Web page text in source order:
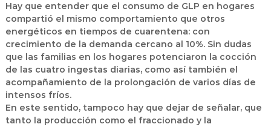
Hay que entender que el consumo de GLP en hogares
compartió el mismo comportamiento que otros
energéticos en tiempos de cuarentena: con
crecimiento de la demanda cercano al 10%. Sin dudas
que las familias en los hogares potenciaron la cocción
de las cuatro ingestas diarias, como así también el
acompañamiento de la prolongación de varios días de
intensos fríos.
En este sentido, tampoco hay que dejar de señalar, que
tanto la producción como el fraccionado y la